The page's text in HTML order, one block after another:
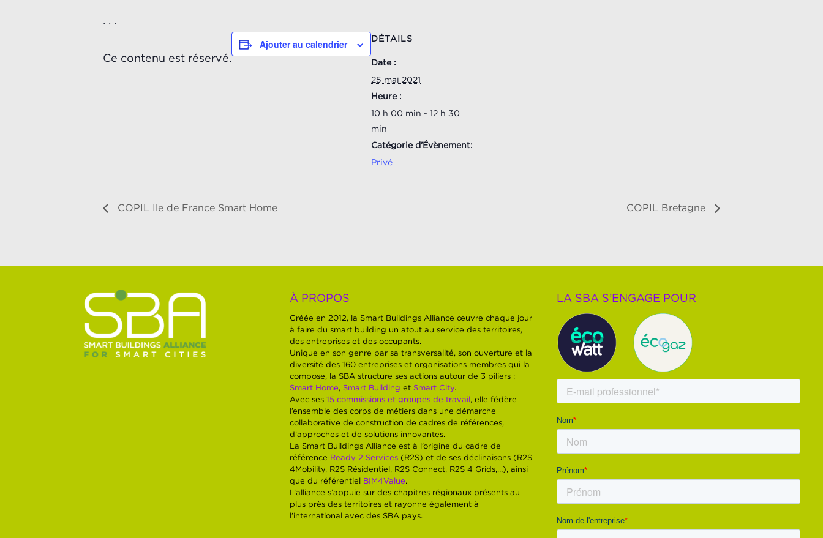
. . .
Ce contenu est réservé.
Ajouter au calendrier DÉTAILS
Date :
25 mai 2021
Heure :
10 h 00 min - 12 h 30
min
Catégorie d’Évènement:
Privé
COPIL Ile de France Smart Home COPIL Bretagne
À PROPOS
Créée en 2012, la Smart Buildings Alliance œuvre chaque jour
à faire du smart building un atout au service des territoires,
des entreprises et des occupants.
Unique en son genre par sa transversalité, son ouverture et la
diversité des 160 entreprises et organisations membres qui la
compose, la SBA structure ses actions autour de 3 piliers :
Smart Home, Smart Building et Smart City.
Avec ses15 commissions et groupes de travail, elle fédère
l’ensemble des corps de métiers dans une démarche
collaborative de construction de cadres de références,
d’approches et de solutions innovantes.
La Smart Buildings Alliance est à l’origine du cadre de
référence Ready 2 Services (R2S) et de ses déclinaisons (R2S
4Mobility, R2S Résidentiel, R2S Connect, R2S 4 Grids,…), ainsi
que du référentiel BIM4Value.
L’alliance s’appuie sur des chapitres régionaux présents au
plus près des territoires et rayonne également à
l’international avec des SBA pays.
LA SBA S’ENGAGE POUR